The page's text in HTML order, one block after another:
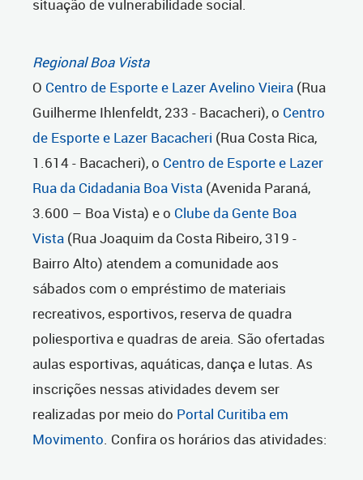
situação de vulnerabilidade social.
Regional Boa Vista
O Centro de Esporte e Lazer Avelino Vieira (Rua
Guilherme Ihlenfeldt, 233 - Bacacheri), o Centro
de Esporte e Lazer Bacacheri (Rua Costa Rica,
1.614 - Bacacheri), o Centro de Esporte e Lazer
Rua da Cidadania Boa Vista (Avenida Paraná,
3.600 – Boa Vista) e o Clube da Gente Boa
Vista (Rua Joaquim da Costa Ribeiro, 319 -
Bairro Alto) atendem a comunidade aos
sábados com o empréstimo de materiais
recreativos, esportivos, reserva de quadra
poliesportiva e quadras de areia. São ofertadas
aulas esportivas, aquáticas, dança e lutas. As
inscrições nessas atividades devem ser
realizadas por meio do Portal Curitiba em
Movimento. Confira os horários das atividades: